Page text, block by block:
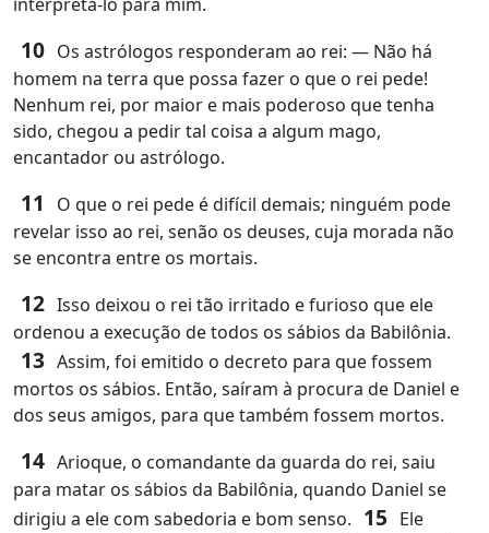
10 Os astrólogos responderam ao rei: ― Não há
homem na terra que possa fazer o que o rei pede!
Nenhum rei, por maior e mais poderoso que tenha
sido, chegou a pedir tal coisa a algum mago,
encantador ou astrólogo.
11
O que o rei pede é difícil demais; ninguém pode
revelar isso ao rei, senão os deuses, cuja morada não
se encontra entre os mortais.
12 Isso deixou o rei tão irritado e furioso que ele
ordenou a execução de todos os sábios da Babilônia.
13 Assim, foi emitido o decreto para que fossem
mortos os sábios. Então, saíram à procura de Daniel e
dos seus amigos, para que também fossem mortos.
14 Arioque, o comandante da guarda do rei, saiu
para matar os sábios da Babilônia, quando Daniel se
dirigiu a ele com sabedoria e bom senso. 15 Ele